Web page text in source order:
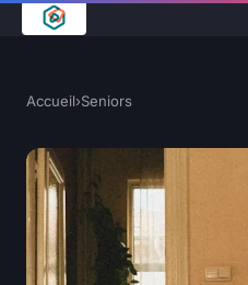
Accueil›Seniors